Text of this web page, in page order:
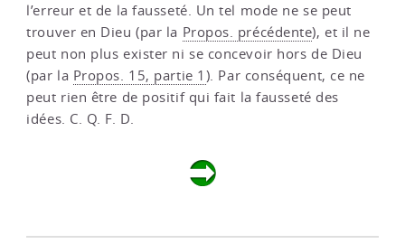
l’erreur et de la fausseté. Un tel mode ne se peut
trouver en Dieu (par la Propos. précédente), et il ne
peut non plus exister ni se concevoir hors de Dieu
(par la Propos. 15, partie 1 ). Par conséquent, ce ne
peut rien être de positif qui fait la fausseté des
idées. C. Q. F. D.